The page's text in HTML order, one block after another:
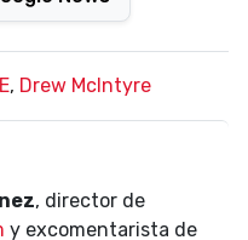
, Drew McIntyre
, director de
y excomentarista de